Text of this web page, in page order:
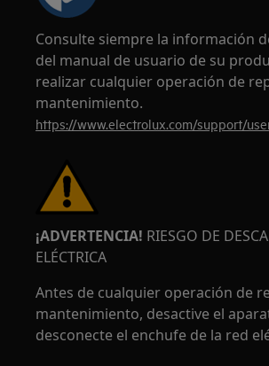
Consulte siempre la información
del manual de usuario de su
realizar cualquier operación de
mantenimiento.
https://www.electrolux.com/support/
¡ADVERTENCIA! RIESGO DE
ELÉCTRICA
Antes de cualquier operación de
mantenimiento, desactive el
desconecte el enchufe de la red